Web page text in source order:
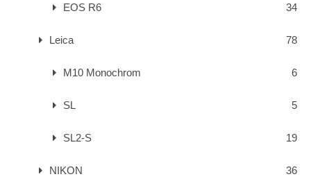
EOS R6 34
Leica 78
M10 Monochrom 6
SL 5
SL2-S 19
NIKON 36